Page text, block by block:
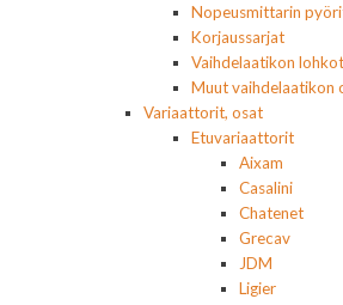
Nopeusmittarin
Korjaussarjat
Vaihdelaatikon lohkot
Muut vaihdelaatikon
Variaattorit, osat
Etuvariaattorit
Aixam
Casalini
Chatenet
Grecav
JDM
Ligier